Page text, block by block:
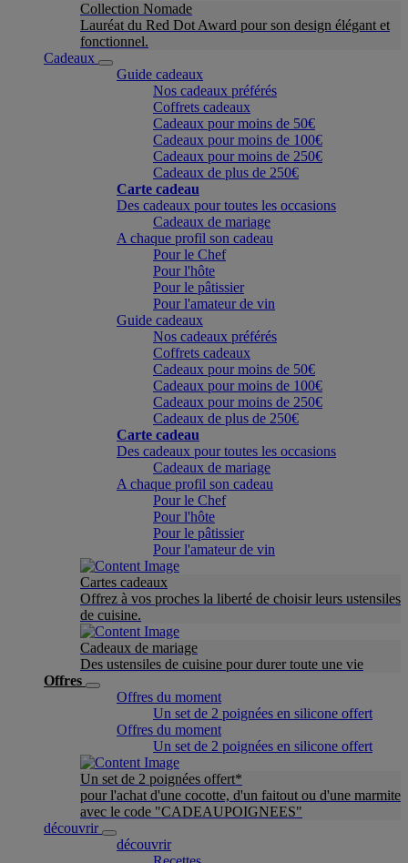
Collection Nomade
Lauréat du Red Dot Award pour son design élégant et
fonctionnel.
Cadeaux
Guide cadeaux
Nos cadeaux préférés
Coffrets cadeaux
Cadeaux pour moins de 50€
Cadeaux pour moins de 100€
Cadeaux pour moins de 250€
Cadeaux de plus de 250€
Carte cadeau
Des cadeaux pour toutes les occasions
Cadeaux de mariage
A chaque profil son cadeau
Pour le Chef
Pour l'hôte
Pour le pâtissier
Pour l'amateur de vin
Guide cadeaux
Nos cadeaux préférés
Coffrets cadeaux
Cadeaux pour moins de 50€
Cadeaux pour moins de 100€
Cadeaux pour moins de 250€
Cadeaux de plus de 250€
Carte cadeau
Des cadeaux pour toutes les occasions
Cadeaux de mariage
A chaque profil son cadeau
Pour le Chef
Pour l'hôte
Pour le pâtissier
Pour l'amateur de vin
Cartes cadeaux
Offrez à vos proches la liberté de choisir leurs ustensiles
de cuisine.
Cadeaux de mariage
Des ustensiles de cuisine pour durer toute une vie
Offres
Offres du moment
Un set de 2 poignées en silicone offert
Offres du moment
Un set de 2 poignées en silicone offert
Un set de 2 poignées offert*
pour l'achat d'une cocotte, d'un faitout ou d'une marmite
avec le code "CADEAUPOIGNEES"
découvrir
découvrir